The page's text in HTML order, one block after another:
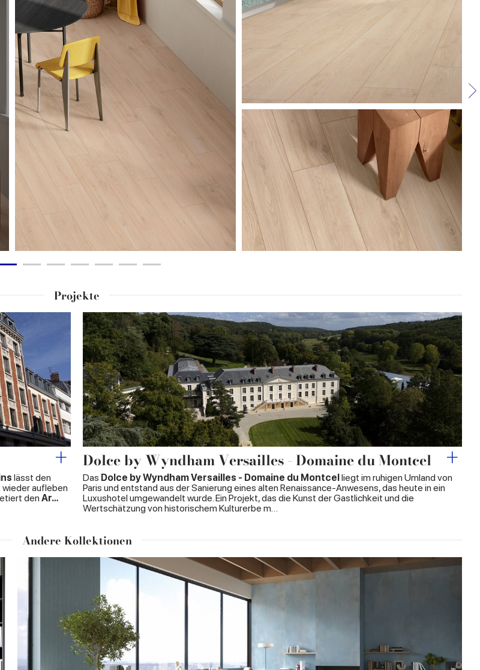
Projekte
lässt den
aufleben
den Ar…
Dolce by Wyndham Versailles - Domaine du Montcel
Das Dolce by Wyndham Versailles - Domaine du Montcel liegt im ruhigen Umland von
Paris und entstand aus der Sanierung eines alten Renaissance-Anwesens, das heute in ein
Luxushotel umgewandelt wurde. Ein Projekt, das die Kunst der Gastlichkeit und die
Wertschätzung von historischem Kulturerbe m…
Andere Kollektionen